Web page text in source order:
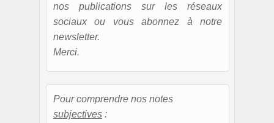
nos publications sur les réseaux
sociaux ou vous abonnez à notre
newsletter.
Merci.
Pour comprendre nos notes
subjectives :